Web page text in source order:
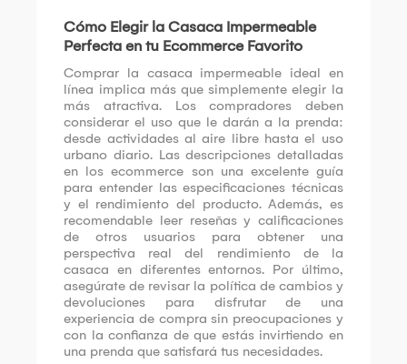
Cómo Elegir la Casaca Impermeable
Perfecta en tu Ecommerce Favorito
Comprar la casaca impermeable ideal en
línea implica más que simplemente elegir la
más atractiva. Los compradores deben
considerar el uso que le darán a la prenda:
desde actividades al aire libre hasta el uso
urbano diario. Las descripciones detalladas
en los ecommerce son una excelente guía
para entender las especificaciones técnicas
y el rendimiento del producto. Además, es
recomendable leer reseñas y calificaciones
de otros usuarios para obtener una
perspectiva real del rendimiento de la
casaca en diferentes entornos. Por último,
asegúrate de revisar la política de cambios y
devoluciones para disfrutar de una
experiencia de compra sin preocupaciones y
con la confianza de que estás invirtiendo en
una prenda que satisfará tus necesidades.